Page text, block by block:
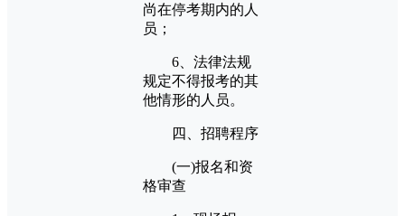
尚在停考期内的人
员；
6、法律法规
规定不得报考的其
他情形的人员。
四、招聘程序
(一)报名和资
格审查